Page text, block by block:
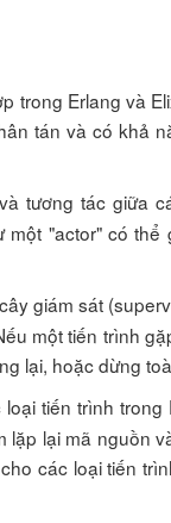
trong Erlang và
tán và có khả
tương tác giữa
một "actor" có
giám sát
một tiến trình
lại, hoặc dừng
tiến trình trong
lặp lại mã nguồn
các loại tiến